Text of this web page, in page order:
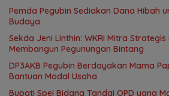
Pemda Pegubin Sediakan Dana Hibah
Budaya
Sekda Jeni Linthin: WKRI Mitra
Membangun Pegunungan Bintang
DP3AKB Pegubin Berdayakan Mama
Bantuan Modal Usaha
Bupati Spei Bidana Tandai OPD yang